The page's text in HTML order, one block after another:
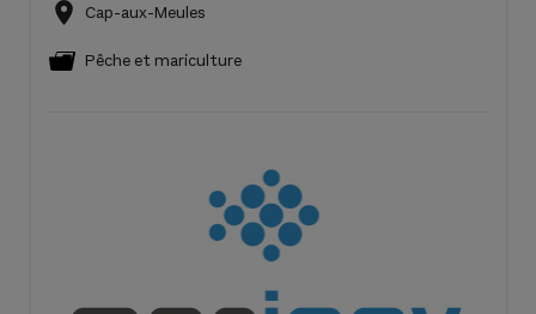
Cap-aux-Meules
Pêche et mariculture